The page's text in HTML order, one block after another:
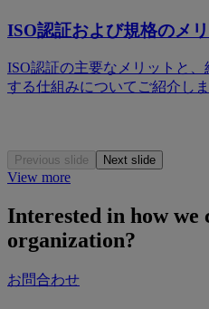
ISO認証および規格のメ
ISO認証の主要なメリットと
する仕組みについてご紹介しま
Previous slide Next slide
View more
Interested in how we
organization?
お問合わせ